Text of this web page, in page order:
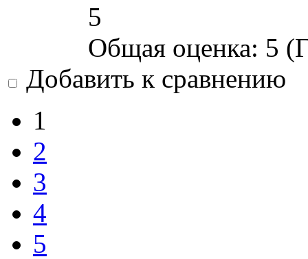
5
Общая оценка: 5 (
Добавить к сравнению
1
2
3
4
5